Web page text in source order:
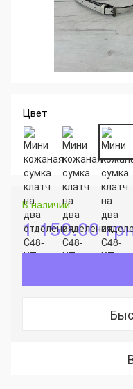
Цвет
В наличии
1 150.00